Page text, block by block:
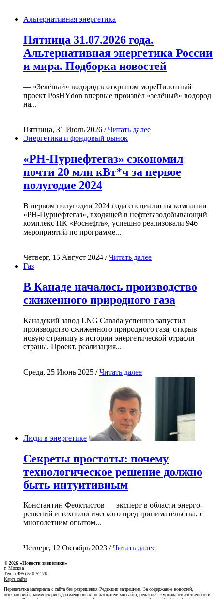
Альтернативная энергетика
Пятница 31.07.2026 года.
Альтернативная энергетика России
и мира. Подборка новостей
— «Зелёный» водород в открытом мореПилотный
проект PosHYdon впервые произвёл «зелёный» водород
на...
Пятница, 31 Июль 2026 /Читать далее
Энергетика и фондовый рынок
«РН-Пурнефтегаз» сэкономил
почти 20 млн кВт*ч за первое
полугодие 2024
В первом полугодии 2024 года специалисты компании
«РН-Пурнефтегаз», входящей в нефтегазодобывающий
комплекс НК «Роснефть», успешно реализовали 946
мероприятий по программе...
Четверг, 15 Август 2024 /Читать далее
Газ
В Канаде началось производство
сжиженного природного газа
Канадский завод LNG Canada успешно запустил
производство сжиженного природного газа, открыв
новую страницу в истории энергетической отрасли
страны. Проект, реализация...
Среда, 25 Июнь 2025 /Читать далее
Люди в энергетике
Секреты простоты: почему
технологическое решение должно
быть интуитивным
Константин Феоктистов — эксперт в области энерго-
решений и технологического предпринимательства, с
многолетним опытом...
Четверг, 12 Октябрь 2023 /Читать далее
© 2026 «Новости энеретики»
г. Москва
Тел.: (495) 540-52-76
Карта сайта
Перепечатка материала с сайта без разрешения Редакции запрещена. За содержание новостей,
объявлений и комментариев, размещенных пользователями сайта, редакция журнала ответственности